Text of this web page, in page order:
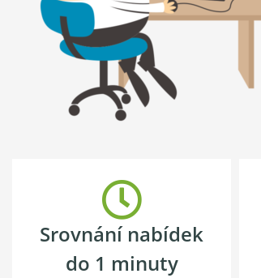
Srovnání nabídek
do 1 minuty